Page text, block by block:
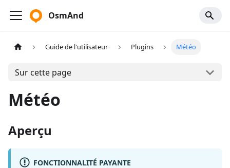
OsmAnd
Guide de l'utilisateur Plugins Météo
Sur cette page
Météo
Aperçu
FONCTIONNALITÉ PAYANTE